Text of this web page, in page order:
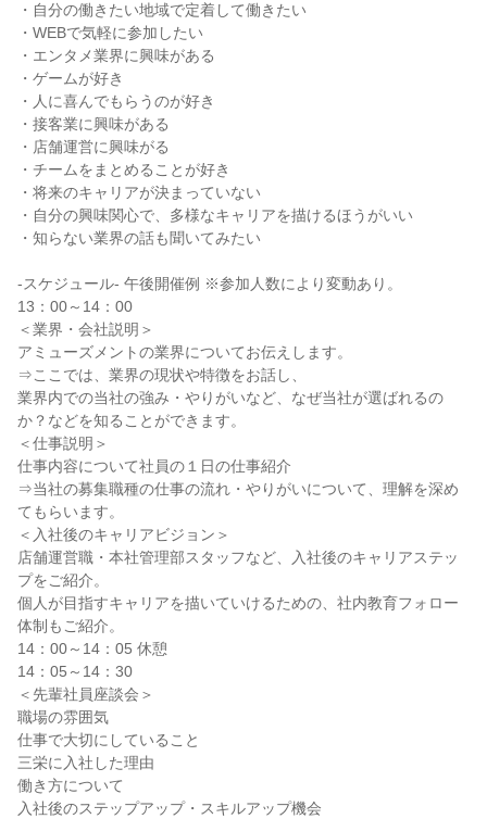
・自分の働きたい地域で定着して働きたい
・WEBで気軽に参加したい
・エンタメ業界に興味がある
・ゲームが好き
・人に喜んでもらうのが好き
・接客業に興味がある
・店舗運営に興味がる
・チームをまとめることが好き
・将来のキャリアが決まっていない
・自分の興味関心で、多様なキャリアを描けるほうがいい
・知らない業界の話も聞いてみたい
-スケジュール- 午後開催例 ※参加人数により変動あり。
13：00～14：00
＜業界・会社説明＞
アミューズメントの業界についてお伝えします。
⇒ここでは、業界の現状や特徴をお話し、
業界内での当社の強み・やりがいなど、なぜ当社が選ばれるの
か？などを知ることができます。
＜仕事説明＞
仕事内容について社員の１日の仕事紹介
⇒当社の募集職種の仕事の流れ・やりがいについて、理解を深め
てもらいます。
＜入社後のキャリアビジョン＞
店舗運営職・本社管理部スタッフなど、入社後のキャリアステッ
プをご紹介。
個人が目指すキャリアを描いていけるための、社内教育フォロー
体制もご紹介。
14：00～14：05 休憩
14：05～14：30
＜先輩社員座談会＞
職場の雰囲気
仕事で大切にしていること
三栄に入社した理由
働き方について
入社後のステップアップ・スキルアップ機会